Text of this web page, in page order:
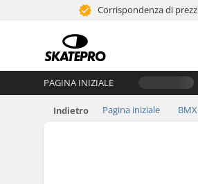
Corrispondenza di
PAGINA INIZIALE
Indietro Pagina iniziale BMX